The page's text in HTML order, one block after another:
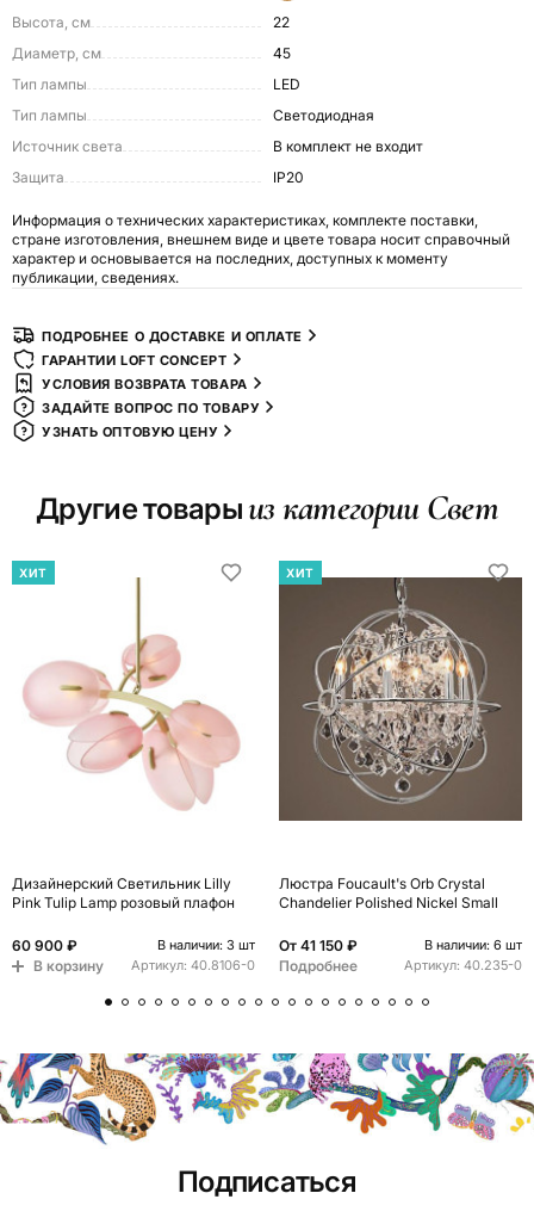
Высота, см
22
Диаметр, см
45
Тип лампы
LED
Тип лампы
Светодиодная
Источник света
в комплект не входит
Защита
IP20
Информация о технических характеристиках, комплекте поставки,
стране изготовления, внешнем виде и цвете товара носит справочный
характер и основывается на последних, доступных к моменту
публикации, сведениях.
ПОДРОБНЕЕ О ДОСТАВКЕ И ОПЛАТЕ
ГАРАНТИИ LOFT CONCEPT
УСЛОВИЯ ВОЗВРАТА ТОВАРА
ЗАДАЙТЕ ВОПРОС ПО ТОВАРУ
УЗНАТЬ ОПТОВУЮ ЦЕНУ
Другие товары из категории Свет
ХИТ
Дизайнерский Светильник Lilly
Pink Tulip Lamp розовый плафон
60 900 ₽ В наличии: 3 шт
В корзину Артикул: 40.8106-0
ХИТ
Люстра Foucault's Orb Crystal
Chandelier Polished Nickel Small
От 41 150 ₽ В наличии: 6 шт
Подробнее Артикул: 40.235-0
Подписаться